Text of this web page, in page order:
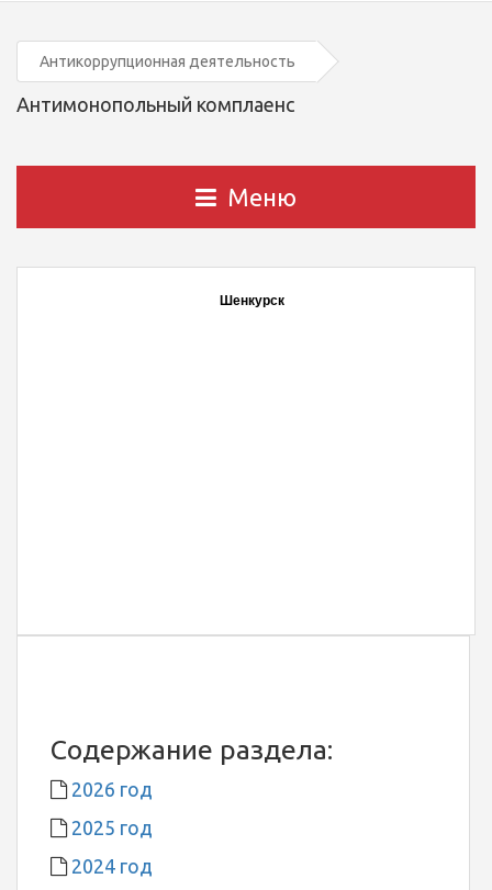
Антикоррупционная деятельность
Антимонопольный комплаенс
Меню
Шенкурск
Содержание раздела:
2026 год
2025 год
2024 год